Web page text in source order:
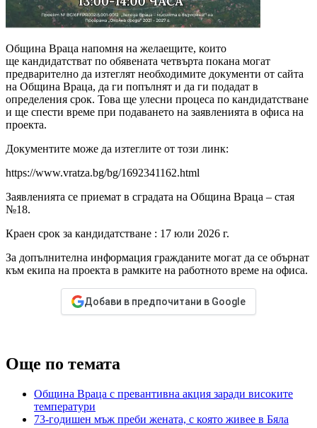
Община Враца напомня на желаещите, които
ще кандидатстват по обявената четвърта покана могат
предварително да изтеглят необходимите документи от сайта
на Община Враца, да ги попълнят и да ги подадат в
определения срок. Това ще улесни процеса по кандидатстване
и ще спести време при подаването на заявленията в офиса на
проекта.
Документите може да изтеглите от този линк:
https://www.vratza.bg/bg/1692341162.html
Заявленията се приемат в сградата на Община Враца – стая
№18.
Краен срок за кандидатстване : 17 юли 2026 г.
За допълнителна информация гражданите могат да се обърнат
към екипа на проекта в рамките на работното време на офиса.
Добави в предпочитани в Google
Още по темата
Община Враца с превантивна акция заради високите
температури
73-годишен мъж преби жената, с която живее в Бяла